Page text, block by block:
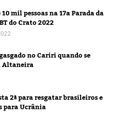
10 mil pessoas na 17a Parada da
do Crato 2022
no Cariri quando se
Altaneira
2ª para resgatar brasileiros e
para Ucrânia